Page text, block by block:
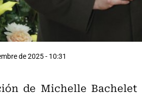
de 2025 - 10:31
de Michelle